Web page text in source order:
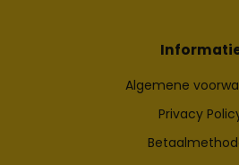
Algemene
Privacy